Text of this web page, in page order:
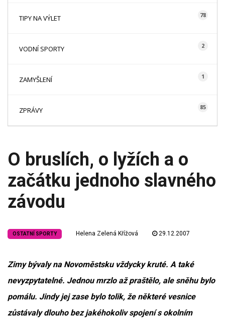
TIPY NA VÝLET 78
VODNÍ SPORTY 2
ZAMYŠLENÍ 1
ZPRÁVY 85
O bruslích, o lyžích a o
začátku jednoho slavného
závodu
OSTATNÍ SPORTY Helena Zelená Křížová 29.12.2007
Zimy bývaly na Novoměstsku vždycky kruté. A také
nevyzpytatelné. Jednou mrzlo až praštělo, ale sněhu bylo
pomálu. Jindy jej zase bylo tolik, že některé vesnice
zůstávaly dlouho bez jakéhokoliv spojení s okolním